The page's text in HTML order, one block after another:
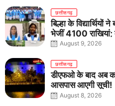
छत्तीसगढ़
बिल्हा के
भेजीं 4100 राखियां;
राष्ट्रीय चयन
August 9, 2026
छत्तीसगढ़
डीएफओ के बाद अब
आसपास आएगी सूची!
August 8, 2026